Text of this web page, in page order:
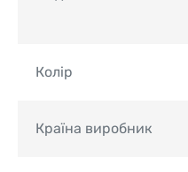
Колір
Країна виробник